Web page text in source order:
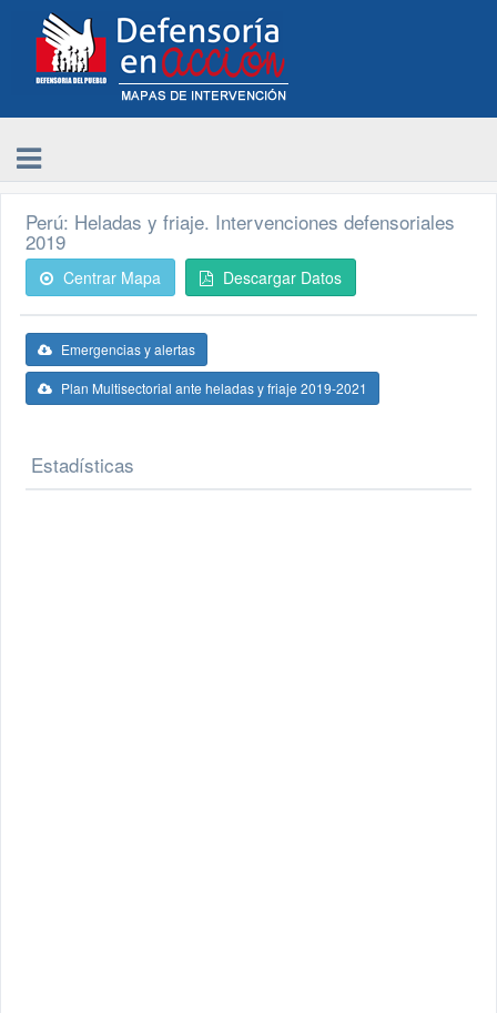
Perú: Heladas y friaje. Intervenciones defensoriales
2019
Centrar Mapa Descargar Datos
Emergencias y alertas
Plan Multisectorial ante heladas y friaje 2019-2021
Estadísticas